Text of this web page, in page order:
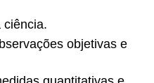
ciência.
objetivas e